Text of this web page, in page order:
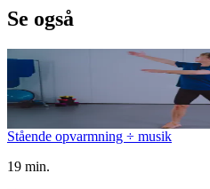
Se også
Stående opvarmning ÷ musik
19 min.